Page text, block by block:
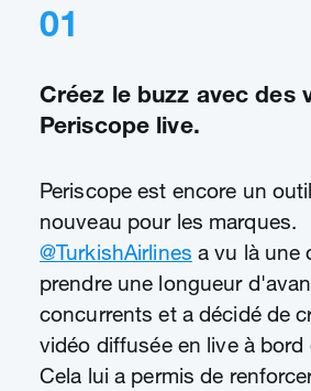
01
Créez le buzz avec des
Periscope live.
Periscope est encore un
nouveau pour les marques.
@TurkishAirlines a vu là une
prendre une longueur
concurrents et a décidé de
vidéo diffusée en live à
Cela lui a permis de